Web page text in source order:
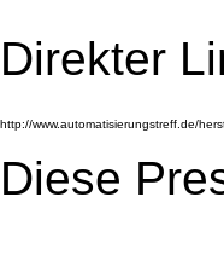
Direkter
Diese